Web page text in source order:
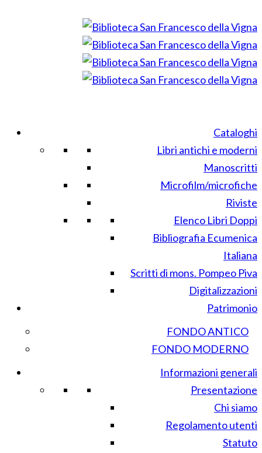
Cataloghi
Libri antichi e moderni
Manoscritti
Microfilm/microfiche
Riviste
Elenco Libri Doppi
Bibliografia Ecumenica
Italiana
Scritti di mons. Pompeo Piva
Digitalizzazioni
Patrimonio
FONDO ANTICO
FONDO MODERNO
Informazioni generali
Presentazione
Chi siamo
Regolamento utenti
Statuto